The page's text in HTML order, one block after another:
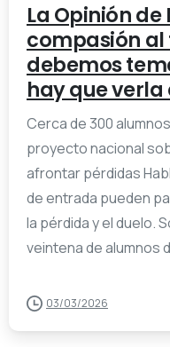
La Opinión
compasión al
debemos
hay que
Cerca de 300
proyecto nacional
afrontar pérdidas
de entrada pueden
la pérdida y el duelo.
veintena de alumnos
03/03/2026